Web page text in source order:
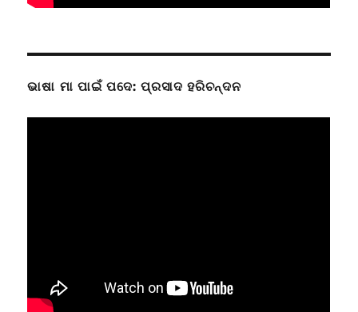
ଭାଷା ମା ପାଇଁ ପଦେ: ପ୍ରସାଦ ହରିଚନ୍ଦନ